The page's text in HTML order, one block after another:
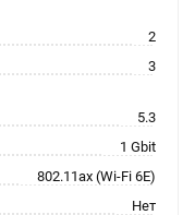
2
3
5.3
1 Gbit
802.11ax (Wi-Fi 6E)
Нет